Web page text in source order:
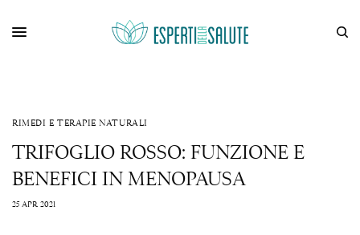
RIMEDI E TERAPIE NATURALI
TRIFOGLIO ROSSO: FUNZIONE E
BENEFICI IN MENOPAUSA
25 APR 2021